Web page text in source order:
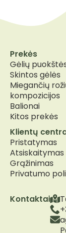
Kontaktai
Prekės
Gėlių
Skintos gėlės
Miegančių
kompozicijos
Balionai
Kitos prekės
Klientų
Pristatymas
Atsiskaitymas
Grąžinimas
Privatumo